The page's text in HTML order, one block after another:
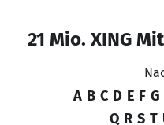
21 Mio. XING
A B C D E F G
Q R S T